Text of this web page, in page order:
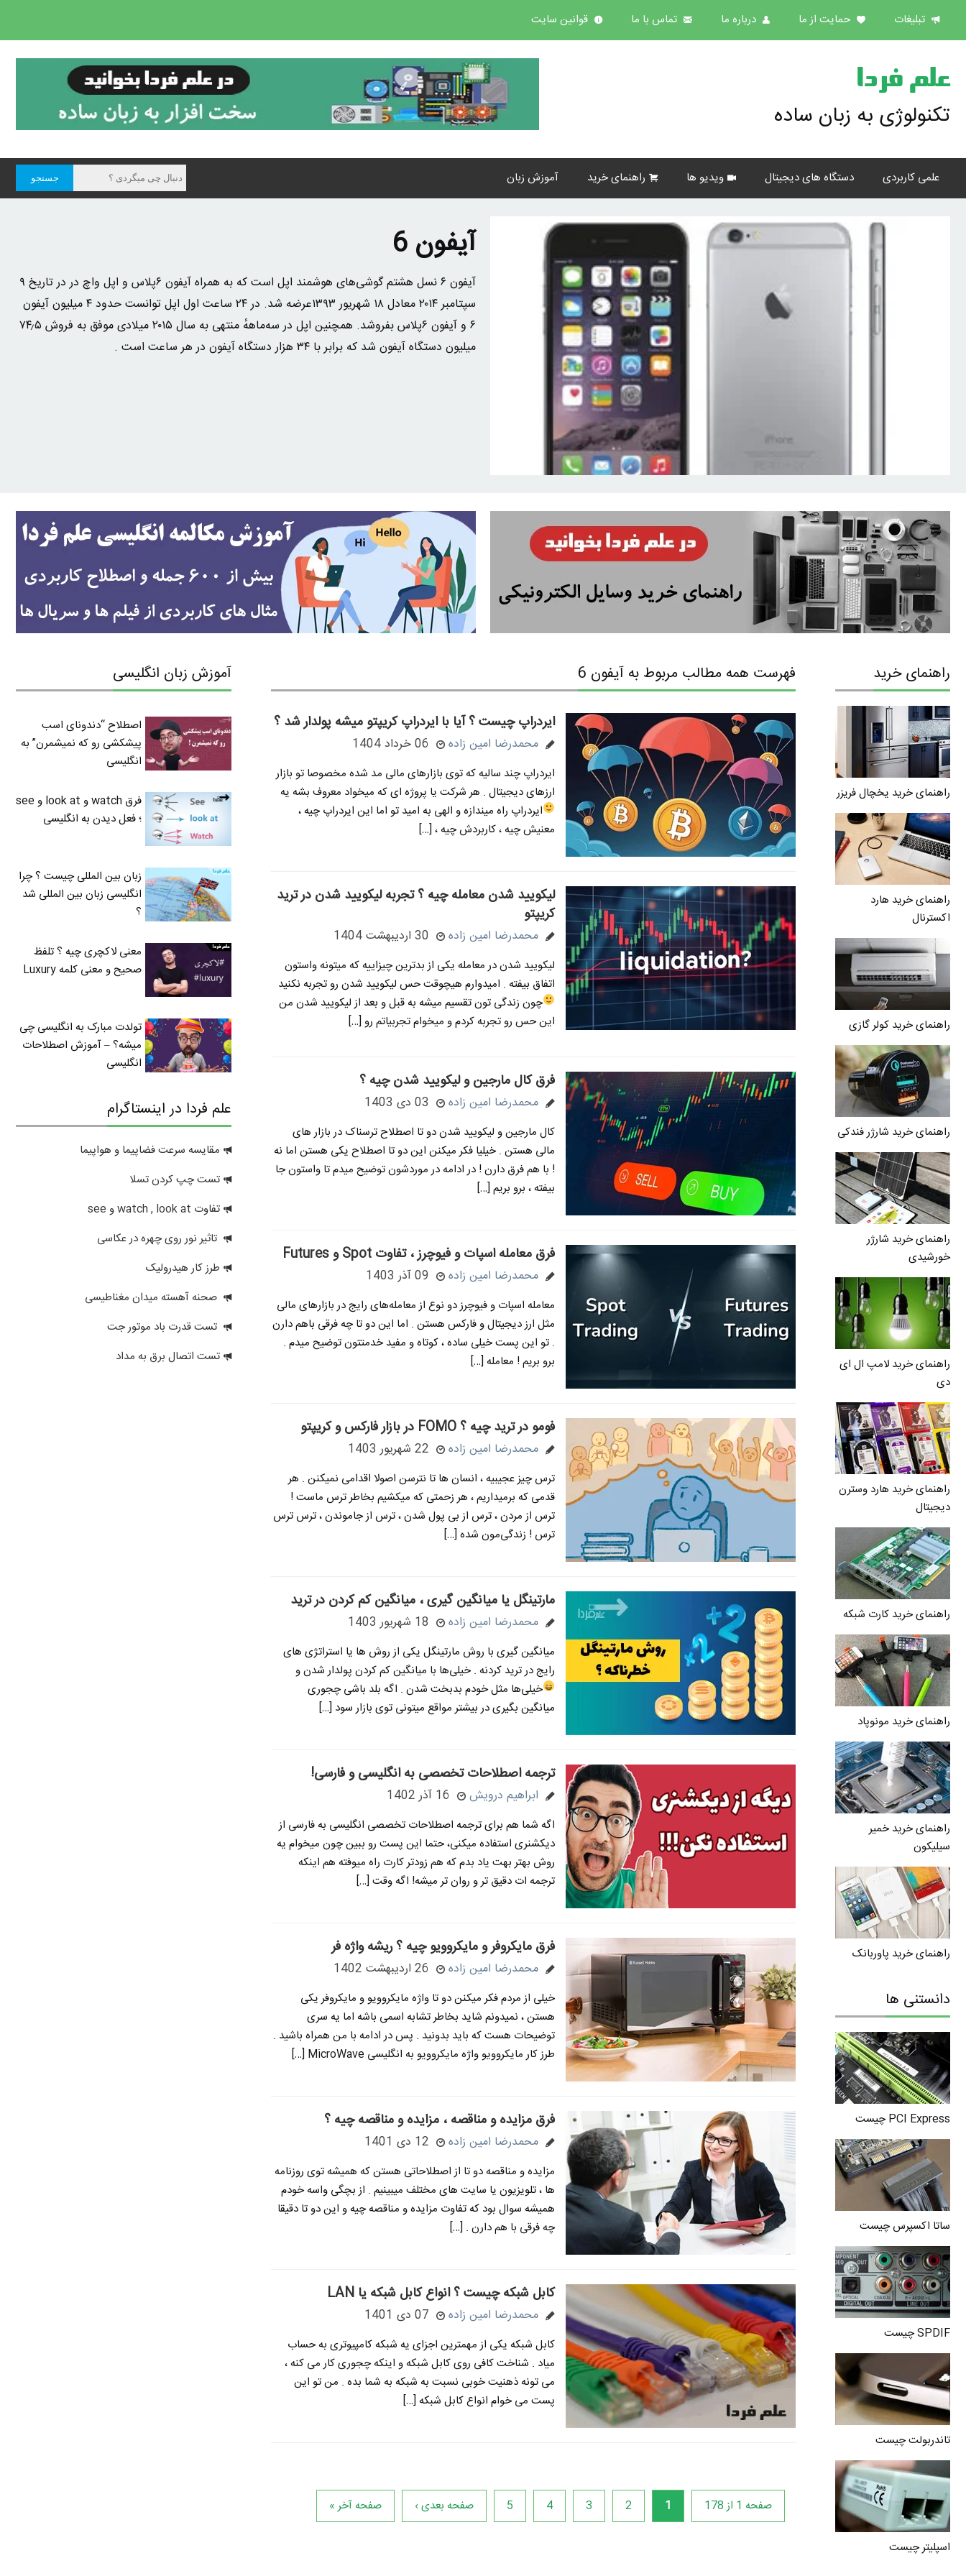
تبلیغات حمایت از ما درباره ما تماس با ما قوانین سایت
علم فردا
تکنولوژی به زبان ساده
علمی کاربردی دستگاه های دیجیتال ویدیو ها راهنمای خرید آموزش زبان
آیفون 6
آیفون ۶ نسل هشتم گوشی‌های هوشمند اپل است که به همراه آیفون ۶پلاس و اپل واچ در در تاریخ ۹
سپتامبر ۲۰۱۴ معادل ۱۸ شهریور ۱۳۹۳عرضه شد. در ۲۴ ساعت اول اپل توانست حدود ۴ میلیون آیفون
۶ و آیفون ۶پلاس بفروشد. همچنین اپل در سه‌ماههٔ منتهی به سال ۲۰۱۵ میلادی موفق به فروش ۷۴٫۵
میلیون دستگاه آیفون شد که برابر با ۳۴ هزار دستگاه آیفون در هر ساعت است .
راهنمای خرید
راهنمای خرید یخچال فریزر
راهنمای خرید هارد
اکسترنال
راهنمای خرید کولر گازی
راهنمای خرید شارژر فندکی
راهنمای خرید شارژر
خورشیدی
راهنمای خرید لامپ ال ای
دی
راهنمای خرید هارد وسترن
دیجیتال
راهنمای خرید کارت شبکه
راهنمای خرید مونوپاد
راهنمای خرید خمیر
سیلیکون
راهنمای خرید پاوربانک
دانستنی ها
PCI Express چیست
ساتا اکسپرس چیست
SPDIF چیست
تاندربولت چیست
اسپلیتر چیست
فهرست همه مطالب مربوط به آیفون 6
ایردراپ چیست ؟ آیا با ایردراپ کریپتو میشه پولدار شد ؟
محمدرضا امین زاده 06 خرداد 1404
ایردراپ چند سالیه که توی بازارهای مالی مد شده مخصوصا تو بازار
ارزهای دیجیتال . هر شرکت یا پروژه ای که میخواد معروف بشه یه
ایردراپ راه میندازه و الهی به امید تو اما این ایردراپ چیه ،
معنیش چیه ، کاربردش چیه ، […]
لیکویید شدن معامله چیه ؟ تجربه لیکویید شدن در ترید
کریپتو
محمدرضا امین زاده 30 اردیبهشت 1404
لیکویید شدن در معامله یکی از بدترین چیزاییه که میتونه واستون
اتفاق بیفته . امیدوارم هیچوقت حس لیکویید شدن رو تجربه نکنید
چون زندگی تون تقسیم میشه به قبل و بعد از لیکویید شدن من
این حس رو تجربه کردم و میخوام تجربیاتم رو […]
فرق کال مارجین و لیکویید شدن چیه ؟
محمدرضا امین زاده 03 دی 1403
کال مارجین و لیکویید شدن دو تا اصطلاح ترسناک در بازار های
مالی هستن . خیلیا فکر میکنن این دو تا اصطلاح یکی هستن اما نه
! با هم فرق دارن ! در ادامه در موردشون توضیح میدم تا واستون جا
بیفته ، برو بریم […]
فرق معامله اسپات و فیوچرز ، تفاوت Spot و Futures
محمدرضا امین زاده 09 آذر 1403
معامله اسپات و فیوچرز دو نوع از معامله‌های رایج در بازارهای مالی
مثل ارز دیجیتال و فارکس هستن . اما این دو تا چه فرقی باهم دارن
. تو این پست خیلی ساده ، کوتاه و مفید خدمتتون توضیح میدم .
برو بریم ! معامله […]
فومو در ترید چیه ؟ FOMO در بازار فارکس و کریپتو
محمدرضا امین زاده 22 شهریور 1403
ترس چیز عجیبیه ، انسان ها تا نترسن اصولا اقدامی نمیکنن . هر
قدمی که برمیداریم ، هر زحمتی که میکشیم بخاطر ترس ماست !
ترس از مردن ، ترس از بی پول شدن ، ترس از جاموندن ، ترس ترس
ترس ! زندگی‌مون شده […]
مارتینگل یا میانگین گیری ، میانگین کم کردن در ترید
محمدرضا امین زاده 18 شهریور 1403
میانگین گیری با روش مارتینگل یکی از روش ها یا استراتژی های
رایج در ترید کردنه . خیلی‌ها با میانگین کم کردن پولدار شدن و
خیلی‌ها مثل خودم بدبخت شدن . اگه بلد باشی چجوری
میانگین بگیری در بیشتر مواقع میتونی توی بازار سود […]
ترجمه اصطلاحات تخصصی به انگلیسی و فارسی!
ابراهیم درویش 16 آذر 1402
اگه شما هم برای ترجمه اصطلاحات تخصصی انگلیسی به فارسی از
دیکشنری استفاده میکنی، حتما این پست رو ببین چون میخوام یه
روش بهتر بهت یاد بدم که هم زودتر کارت راه میوفته هم اینکه
ترجمه ات دقیق تر و روان تر میشه! اگه وقت […]
فرق مایکروفر و مایکروویو چیه ؟ ریشه واژه فر
محمدرضا امین زاده 26 اردیبهشت 1402
خیلی از مردم فکر میکنن دو تا واژه مایکروویو و مایکروفر یکی
هستن ، نمیدونم شاید بخاطر تشابه اسمی باشه اما یه سری
توضیحات هست که باید بدونید . پس در ادامه با من همراه باشید .
طرز کار مایکروویو واژه مایکروویو به انگلیسی MicroWave […]
فرق مزایده و مناقصه ، مزایده و مناقصه چیه ؟
محمدرضا امین زاده 12 دی 1401
مزایده و مناقصه دو تا از اصطلاحاتی هستن که همیشه توی روزنامه
ها ، تلویزیون یا سایت های مختلف میبینیم . از بچگی واسه خودم
همیشه سوال بود که تفاوت مزایده و مناقصه چیه و این دو تا دقیقا
چه فرقی با هم دارن . […]
کابل شبکه چیست ؟ انواع کابل شبکه یا LAN
محمدرضا امین زاده 07 دی 1401
کابل شبکه یکی از مهمترین اجزای یه شبکه کامپیوتری به حساب
میاد . شناخت کافی روی کابل شبکه و اینکه چجوری کار می کنه ،
می تونه ذهنیت خوبی نسبت به شبکه به شما بده . من تو این
پست می خوام انواع کابل شبکه […]
صفحه 1 از 178 1
2
3
4
5 صفحه بعدی › صفحه آخر »
آموزش زبان انگلیسی
اصطلاح “دندونای اسب
پیشکشی رو که نمیشمرن” به
انگلیسی
فرق watch و look at و see
؛ فعل دیدن به انگلیسی
زبان بین المللی چیست ؟ چرا
انگلیسی زبان بین المللی شد
؟
معنی لاکچری چیه ؟ تلفظ
صحیح و معنی کلمه Luxury
تولدت مبارک به انگلیسی چی
میشه؟ – آموزش اصطلاحات
انگلیسی
علم فردا در اینستاگرام
مقایسه سرعت فضاپیما و هواپیما
تست چپ کردن تسلا
تفاوت watch , look at و see
تاثیر نور روی چهره در عکاسی
طرز کار هیدرولیک
صحنه آهسته میدان مغناطیسی
تست قدرت باد موتور جت
تست اتصال برق به مداد